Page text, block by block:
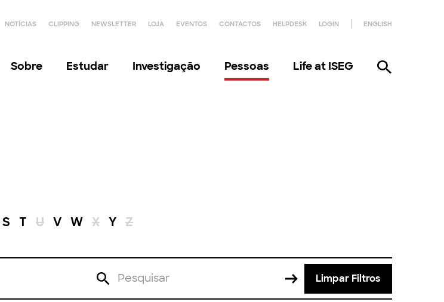
NOTÍCIAS CLIPPING NEWSLETTER LOJA EVENTOS CONTACTOS HELPDESK LOGIN ENGLISH
Sobre Estudar Investigação Pessoas Life at ISEG
S T U V W X Y Z
Limpar Filtros